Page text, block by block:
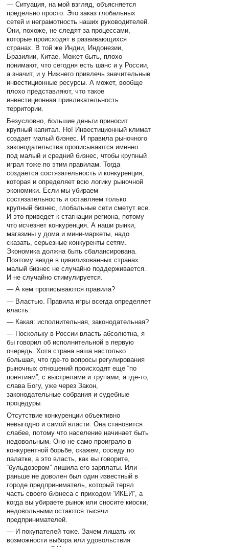
— Ситуация, на мой взгляд, объясняется
предельно просто. Это заказ глобальных
сетей и неграмотность наших руководителей.
Они, похоже, не следят за процессами,
которые происходят в развивающихся
странах. В той же Индии, Индонезии,
Бразилии, Китае. Может быть, плохо
понимают, что сегодня есть шанс и у России,
а значит, и у Нижнего привлечь значительные
инвестиционные ресурсы. А может, вообще
плохо представляют, что такое
инвестиционная привлекательность
территории.
Безусловно, большие деньги приносит
крупный капитал. Но! Инвестиционный климат
создает малый бизнес. И правила рыночного
законодательства прописываются именно
под малый и средний бизнес, чтобы крупный
играл тоже по этим правилам. Тогда
создается состязательность и конкуренция,
которая и определяет всю логику рыночной
экономики. Если мы убираем
состязательность и оставляем только
крупный бизнес, глобальные сети сметут все.
И это приведет к стагнации региона, потому
что исчезнет конкуренция. А наши рынки,
магазины у дома и мини-маркеты, надо
сказать, серьезные конкуренты сетям.
Экономика должна быть сбалансирована.
Поэтому везде в цивилизованных странах
малый бизнес не случайно поддерживается.
И не случайно стимулируется.
— А кем прописываются правила?
— Властью. Правила игры всегда определяет
власть.
— Какая: исполнительная, законодательная?
— Поскольку в России власть абсолютна, я
бы говорил об исполнительной в первую
очередь. Хотя страна наша настолько
большая, что где-то вопросы регулирования
рыночных отношений происходят еще “по
понятиям”, с выстрелами и трупами, а где-то,
слава Богу, уже через Закон,
законодательные собрания и судебные
процедуры.
Отсутствие конкуренции объективно
невыгодно и самой власти. Она становится
слабее, потому что население начинает быть
недовольным. Оно не само проиграло в
конкурентной борьбе, скажем, соседу по
палатке, а это власть, как вы говорите,
“бульдозером” лишила его зарплаты. Или —
раньше не доволен был один известный в
городе предприниматель, который терял
часть своего бизнеса с приходом “ИКЕИ”, а
когда вы убираете рынок или сносите киоски,
недовольными остаются тысячи
предпринимателей.
— И покупателей тоже. Зачем лишать их
возможности выбора или удовольствия